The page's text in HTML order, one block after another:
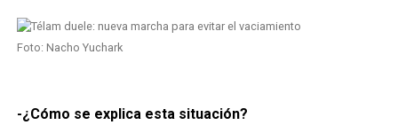
Foto: Nacho Yuchark
-¿Cómo se explica esta situación?